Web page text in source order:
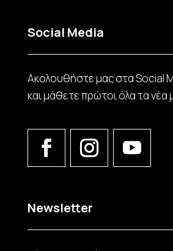
Social Media
Ακολουθήστε μας στα Social
και μάθετε πρώτοι όλα τα νέα
Newsletter